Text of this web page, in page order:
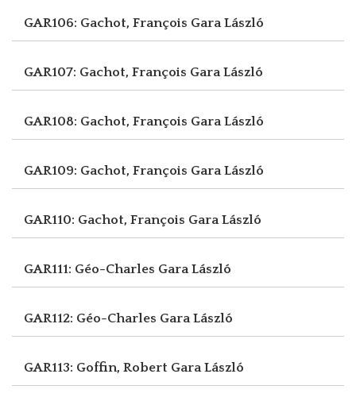
GAR106: Gachot, François Gara László
GAR107: Gachot, François Gara László
GAR108: Gachot, François Gara László
GAR109: Gachot, François Gara László
GAR110: Gachot, François Gara László
GAR111: Géo-Charles Gara László
GAR112: Géo-Charles Gara László
GAR113: Goffin, Robert Gara László